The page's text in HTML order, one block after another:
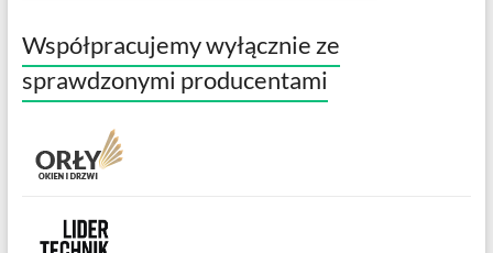
Współpracujemy wyłącznie ze
sprawdzonymi producentami